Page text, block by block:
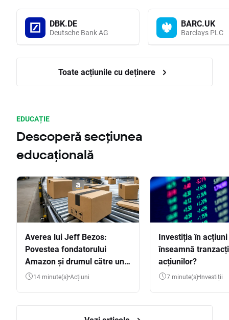
DBK.DE
Deutsche Bank AG
BARC.UK
Barclays PLC
Toate acțiunile cu deținere
EDUCAȚIE
Descoperă secțiunea
educațională
Averea lui Jeff Bezos:
Povestea fondatorului
Amazon și drumul către una
dintre cele mai mari averi
14 minute(s) Acțiuni
Investiția în
înseamnă
acțiunilor?
7 minute(s) Investiții